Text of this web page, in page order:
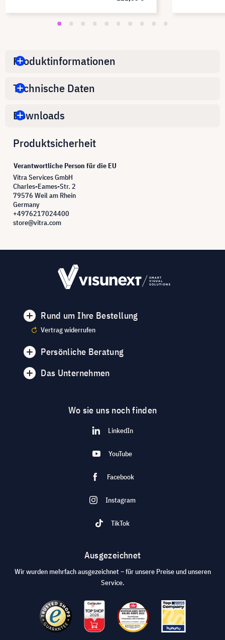
Produktinformationen
Technische Daten
Downloads
Produktsicherheit
Verantwortliche Person für die EU
Vitra Services GmbH
Charles-Eames-Str. 2
79576 Weil am Rhein
Germany
+4976217024400
store@vitra.com
Rund um Ihre Bestellung
Vertrag widerrufen
Persönliche Beratung
Das Unternehmen
Wo sie uns noch finden
LinkedIn
YouTube
Facebook
Instagram
TikTok
Ausgezeichnet
Wir wurden mehrfach ausgezeichnet – für unsere Preise und unseren
Service.